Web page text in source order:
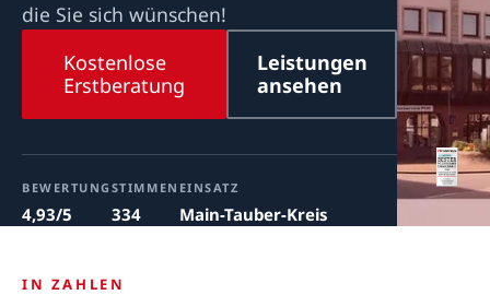
die Sie sich wünschen!
Kostenlose
Erstberatung
Leistungen
ansehen
BEWERTUNG
4,93/5
STIMMEN
334
EINSATZ
Main-Tauber-Kreis
IN ZAHLEN